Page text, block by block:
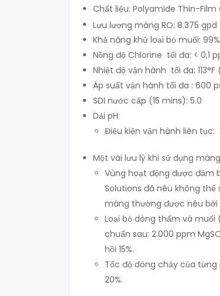
Chất liệu: Polyamide Thin-
Lưu lượng màng RO: 8.375 gpd
Khả năng khử loại bỏ muối: 99%
Nồng độ Chlorine tối đa: < 0,1
Nhiệt độ vận hành tối đa: 113°F
Áp suất vận hành tối đa : 600
SDI nước cấp (15 mins): 5.0
Dải pH:
Điệu kiện vận hành liên tục:
Một vài lưu lý khi sử dụng
Vùng hoạt động được đảm
Solutions đã nêu không
màng thường được nêu bởi
Loại bỏ dòng thấm và
chuẩn sau: 2.000 ppm
hồi 15%.
Tốc độ dòng chảy của
20%.